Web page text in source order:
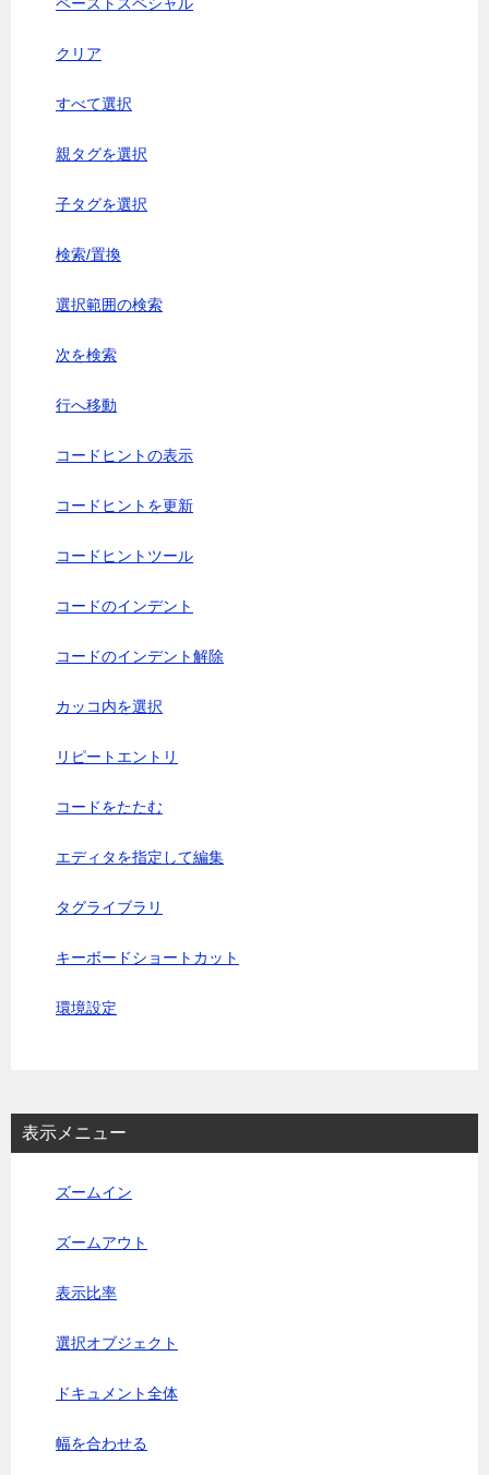
クリア
すべて選択
親タグを選択
子タグを選択
検索/置換
選択範囲の検索
次を検索
行へ移動
コードヒントの表示
コードヒントを更新
コードヒントツール
コードのインデント
コードのインデント解除
カッコ内を選択
リピートエントリ
コードをたたむ
エディタを指定して編集
タグライブラリ
キーボードショートカット
環境設定
表示メニュー
ズームイン
ズームアウト
表示比率
選択オブジェクト
ドキュメント全体
幅を合わせる